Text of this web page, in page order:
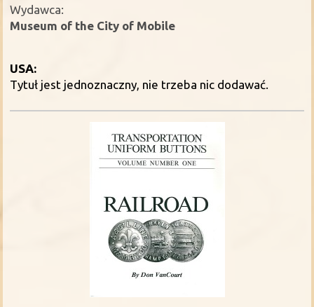
Wydawca:
Museum of the City of Mobile
USA:
Tytuł jest jednoznaczny, nie trzeba nic dodawać.